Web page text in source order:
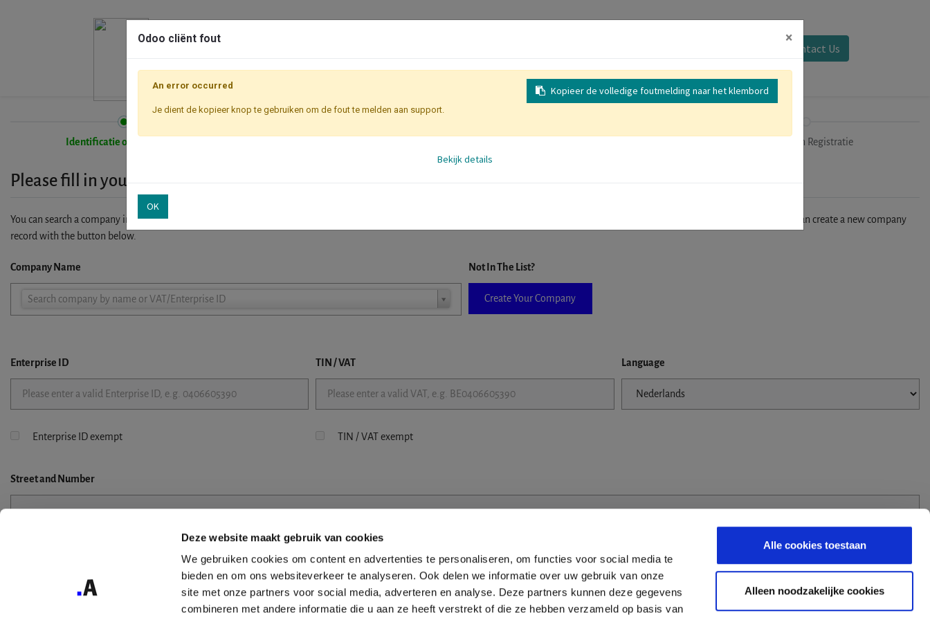
Deze website maakt gebruik van cookies
We gebruiken cookies om content en advertenties te personaliseren, om functies voor social media te
bieden en om ons websiteverkeer te analyseren. Ook delen we informatie over uw gebruik van onze
site met onze partners voor social media, adverteren en analyse. Deze partners kunnen deze gegevens
combineren met andere informatie die u aan ze heeft verstrekt of die ze hebben verzameld op basis van
Alle cookies toestaan
Alleen noodzakelijke cookies
Contact Us
Identificatie onderneming Uitchecken Registratie
Please fill in your company details
You can search a company in our database by name, VAT or enterprise ID. When a company is selected it will auto-complete the form. If you don't find your company in our database, you can create a new company
record with the button below.
Company Name
Search company by name or VAT/Enterprise ID
Company
Not In The List?
Create Your Company
Enterprise ID TIN / VAT Language
Enterprise ID exempt TIN / VAT exempt
Streetand Number
Odoo cliënt fout ×
Kopieer de volledige foutmelding naar het klembord
An error occurred
Je dient de kopieer knop te gebruiken om de fout te melden aan support.
Bekijk details
OK